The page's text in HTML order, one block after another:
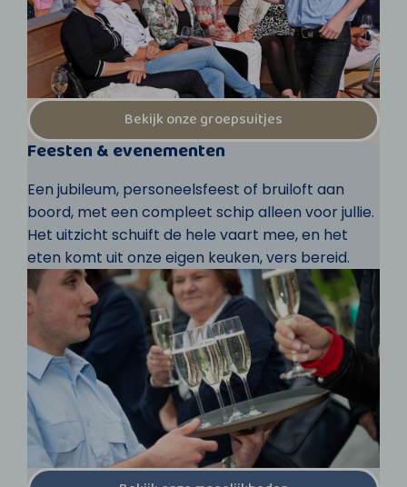
Bekijk onze groepsuitjes
Feesten & evenementen
Een jubileum, personeelsfeest of bruiloft aan
boord, met een compleet schip alleen voor jullie.
Het uitzicht schuift de hele vaart mee, en het
eten komt uit onze eigen keuken, vers bereid.